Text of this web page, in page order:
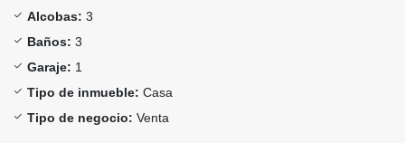
Alcobas: 3
Baños: 3
Garaje: 1
Tipo de inmueble: Casa
Tipo de negocio: Venta